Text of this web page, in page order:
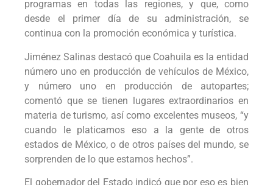
programas en todas las regiones, y que, como
desde el primer día de su administración, se
continua con la promoción económica y turística.
Jiménez Salinas destacó que Coahuila es la entidad
número uno en producción de vehículos de México,
y número uno en producción de autopartes;
comentó que se tienen lugares extraordinarios en
materia de turismo, así como excelentes museos, “y
cuando le platicamos eso a la gente de otros
estados de México, o de otros países del mundo, se
sorprenden de lo que estamos hechos”.
El gobernador del Estado indicó que por eso es bien